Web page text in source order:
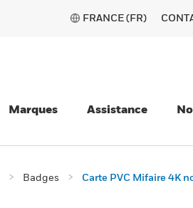
FRANCE (FR)
Marques Assistance
Badges Carte PVC Mifaire 4K